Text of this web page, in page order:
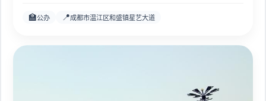
🏫公办 📍成都市温江区和盛镇星艺大道